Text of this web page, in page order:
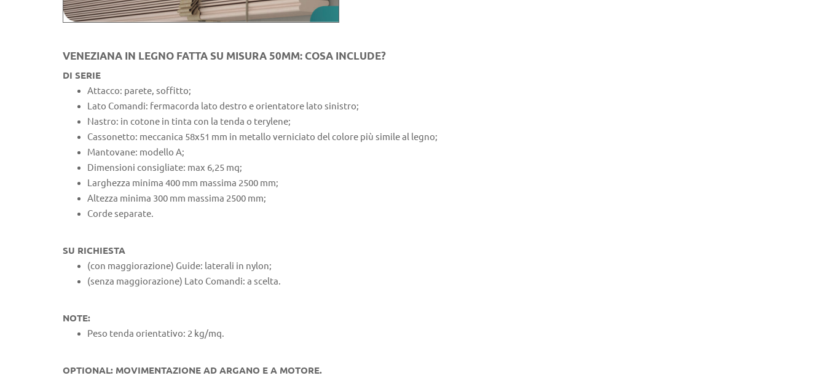
VENEZIANA IN LEGNO FATTA SU MISURA 50MM: COSA INCLUDE?
DI SERIE
Attacco: parete, soffitto;
Lato Comandi: fermacorda lato destro e orientatore lato sinistro;
Nastro: in cotone in tinta con la tenda o terylene;
Cassonetto: meccanica 58x51 mm in metallo verniciato del colore più simile al legno;
Mantovane: modello A;
Dimensioni consigliate: max 6,25 mq;
Larghezza minima 400 mm massima 2500 mm;
Altezza minima 300 mm massima 2500 mm;
Corde separate.
SU RICHIESTA
(con maggiorazione) Guide: laterali in nylon;
(senza maggiorazione) Lato Comandi: a scelta.
NOTE:
Peso tenda orientativo: 2 kg/mq.
OPTIONAL: MOVIMENTAZIONE AD ARGANO E A MOTORE.